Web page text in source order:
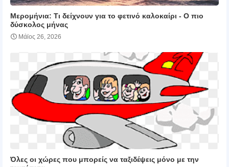
Μερομήνια: Tι δείχνουν για το φετινό καλοκαίρι - Ο πιο
δύσκολος μήνας
Μάϊος 26, 2026
Όλες οι χώρες που μπορείς να ταξιδέψεις μόνο με την